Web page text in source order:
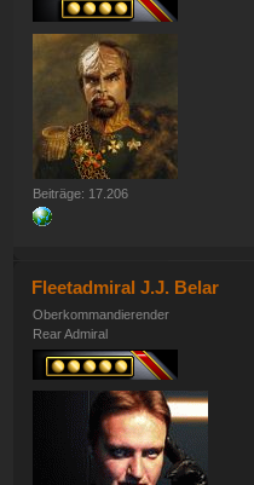
Beiträge: 17.206
Fleetadmiral J.J. Belar
Oberkommandierender
Rear Admiral